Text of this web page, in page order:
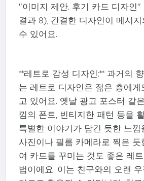
"이미지 제안. 후기 카드 디자인"
결과 8), 간결한 디자인이 메시
수 있어요.
**레트로 감성 디자인:** 과거의
는 레트로 디자인은 젊은 층에게
고 있어요. 옛날 광고 포스터 같
낌의 폰트, 빈티지한 패턴 등을
특별한 이야기가 담긴 듯한 느낌
사진이나 필름 카메라로 찍은
여 카드를 꾸미는 것도 좋은 레
법이에요. 이는 친구와의 오랜